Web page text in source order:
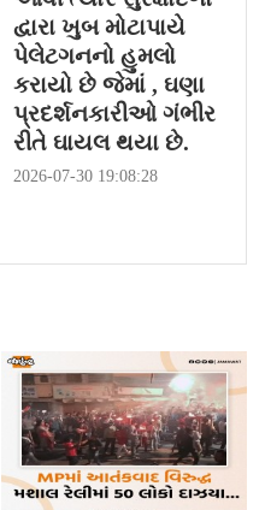
દ્વારા ખુબ મોટાપાયે
પેલેટગનનો હુમલો
કરાયો છે જેમાં , ઘણા
પ્રદર્શનકારીઓ ગંભીર
રીતે ઘાયલ થયા છે.
2026-07-30 19:08:28